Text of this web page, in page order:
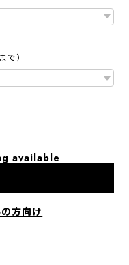
）
available
方向け